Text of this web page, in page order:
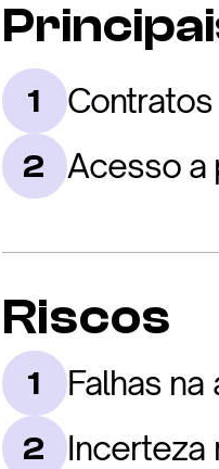
1
2 Acesso a
Riscos
1 Falhas
2 Incerteza